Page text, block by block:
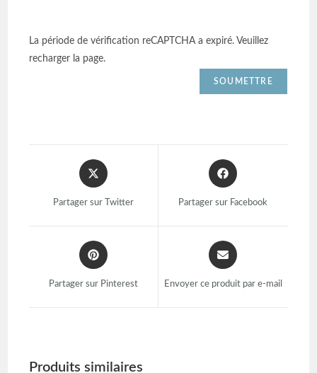
La période de vérification reCAPTCHA a expiré. Veuillez
recharger la page.
Partager sur Twitter Partager sur Facebook
Partager sur Pinterest Envoyer ce produit par e-mail
Produits similaires